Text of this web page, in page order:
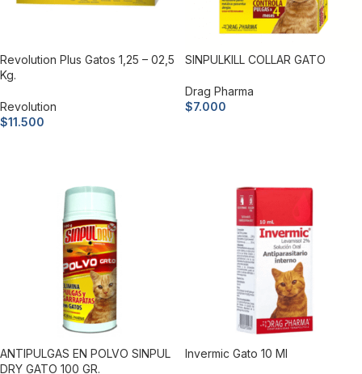
Revolution Plus Gatos 1,25 – 02,5
Kg.
Revolution
$11.500
SINPULKILL COLLAR GATO
Drag Pharma
$7.000
ANTIPULGAS EN POLVO SINPUL
DRY GATO 100 GR.
Invermic Gato 10 Ml